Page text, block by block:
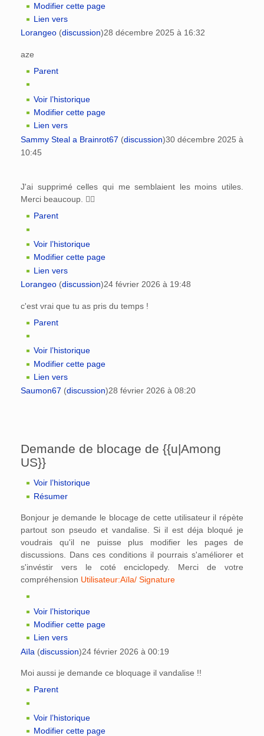
Modifier cette page
Lien vers
Lorangeo (discussion)28 décembre 2025 à 16:32
aze
Parent
Voir l’historique
Modifier cette page
Lien vers
Sammy Steal a Brainrot67 (discussion)30 décembre 2025 à
10:45
J'ai supprimé celles qui me semblaient les moins utiles.
Merci beaucoup. 👍🏻
Parent
Voir l’historique
Modifier cette page
Lien vers
Lorangeo (discussion)24 février 2026 à 19:48
c'est vrai que tu as pris du temps !
Parent
Voir l’historique
Modifier cette page
Lien vers
Saumon67 (discussion)28 février 2026 à 08:20
Demande de blocage de {{u|Among
US}}
Voir l’historique
Résumer
Bonjour je demande le blocage de cette utilisateur il répète
partout son pseudo et vandalise. Si il est déja bloqué je
voudrais qu'il ne puisse plus modifier les pages de
discussions. Dans ces conditions il pourrais s'améliorer et
s'invéstir vers le coté enciclopedy. Merci de votre
compréhension Utilisateur:Aïla/ Signature
Voir l’historique
Modifier cette page
Lien vers
Aïla (discussion)24 février 2026 à 00:19
Moi aussi je demande ce bloquage il vandalise !!
Parent
Voir l’historique
Modifier cette page